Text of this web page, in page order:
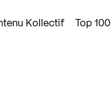
Kollectif Top 100